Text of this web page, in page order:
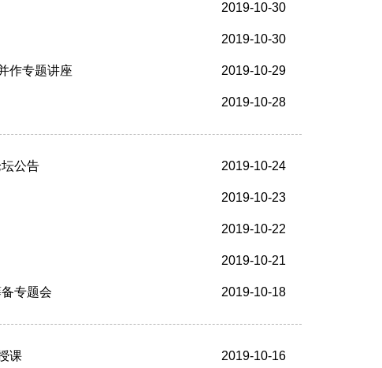
2019-10-30
2019-10-30
作专题讲座 2019-10-29
2019-10-28
公告 2019-10-24
2019-10-23
2019-10-22
2019-10-21
专题会 2019-10-18
课 2019-10-16